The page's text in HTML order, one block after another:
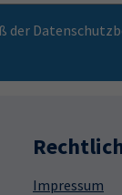
Impressum